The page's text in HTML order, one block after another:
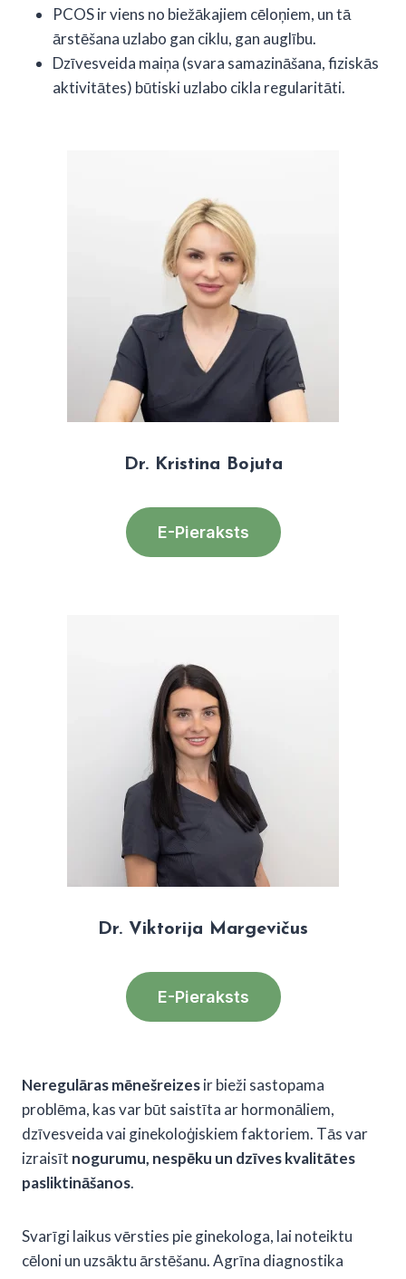
PCOS ir viens no biežākajiem cēloņiem, un tā
ārstēšana uzlabo gan ciklu, gan auglību.
Dzīvesveida maiņa (svara samazināšana, fiziskās
aktivitātes) būtiski uzlabo cikla regularitāti.
Dr. Kristina Bojuta
E-Pieraksts
Dr. Viktorija Margevičus
E-Pieraksts
Neregulāras mēnešreizesir bieži sastopama
problēma, kas var būt saistīta ar hormonāliem,
dzīvesveida vai ginekoloģiskiem faktoriem. Tās var
izraisīt nogurumu, nespēku un dzīves kvalitātes
pasliktināšanos.
Svarīgi laikus vērsties pie ginekologa, lai noteiktu
cēloni un uzsāktu ārstēšanu. Agrīna diagnostika